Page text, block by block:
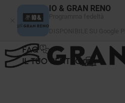
IO & GRAN RENO
FAQ
IL TUO CENTRO
Pannello di gestione dei cookies